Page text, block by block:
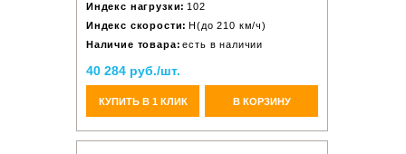
Индекс нагрузки: 102
Индекс скорости: H(до 210 км/ч)
Наличие товара: есть в наличии
40 284 руб./шт.
КУПИТЬ В 1 КЛИК В КОРЗИНУ